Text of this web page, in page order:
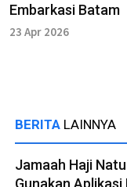
Embarkasi Batam
23 Apr 2026
BERITA LAINNYA
Jamaah Haji
Gunakan Aplikasi